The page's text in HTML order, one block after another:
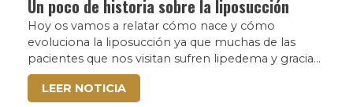
Un poco de historia sobre la liposucción
Hoy os vamos a relatar cómo nace y cómo
evoluciona la liposucción ya que muchas de las
pacientes que nos visitan sufren lipedema y gracias
a...
LEER NOTICIA